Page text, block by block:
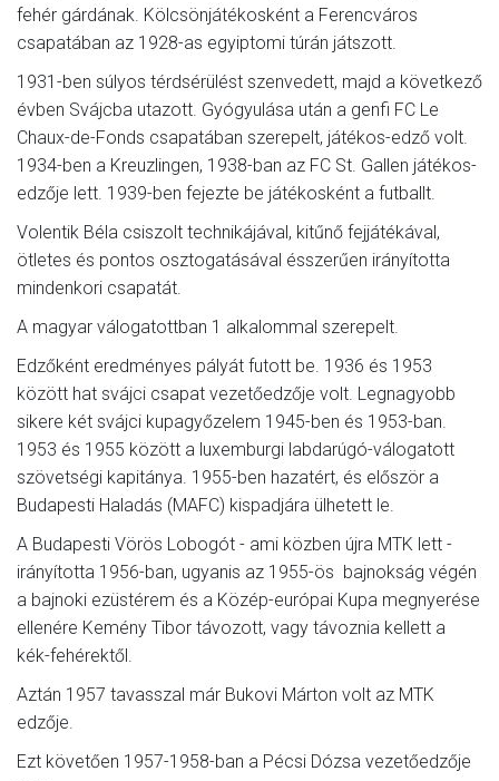
fehér gárdának. Kölcsönjátékosként a Ferencváros
csapatában az 1928-as egyiptomi túrán játszott.
1931-ben súlyos térdsérülést szenvedett, majd a következő
évben Svájcba utazott. Gyógyulása után a genfi FC Le
Chaux-de-Fonds csapatában szerepelt, játékos-edző volt.
1934-ben a Kreuzlingen, 1938-ban az FC St. Gallen játékos-
edzője lett. 1939-ben fejezte be játékosként a futballt.
Volentik Béla csiszolt technikájával, kitűnő fejjátékával,
ötletes és pontos osztogatásával ésszerűen irányította
mindenkori csapatát.
A magyar válogatottban 1 alkalommal szerepelt.
Edzőként eredményes pályát futott be. 1936 és 1953
között hat svájci csapat vezetőedzője volt. Legnagyobb
sikere két svájci kupagyőzelem 1945-ben és 1953-ban.
1953 és 1955 között a luxemburgi labdarúgó-válogatott
szövetségi kapitánya. 1955-ben hazatért, és először a
Budapesti Haladás (MAFC) kispadjára ülhetett le.
A Budapesti Vörös Lobogót - ami közben újra MTK lett -
irányította 1956-ban, ugyanis az 1955-ös bajnokság végén
a bajnoki ezüstérem és a Közép-európai Kupa megnyerése
ellenére Kemény Tibor távozott, vagy távoznia kellett a
kék-fehérektől.
Aztán 1957 tavasszal már Bukovi Márton volt az MTK
edzője.
Ezt követően 1957-1958-ban a Pécsi Dózsa vezetőedzője